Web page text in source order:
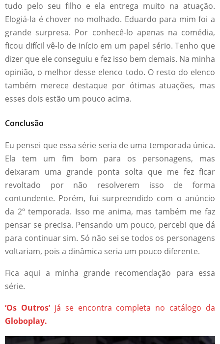
tudo pelo seu filho e ela entrega muito na atuação.
Elogiá-la é chover no molhado. Eduardo para mim foi a
grande surpresa. Por conhecê-lo apenas na comédia,
ficou difícil vê-lo de início em um papel sério. Tenho que
dizer que ele conseguiu e fez isso bem demais. Na minha
opinião, o melhor desse elenco todo. O resto do elenco
também merece destaque por ótimas atuações, mas
esses dois estão um pouco acima.
Conclusão
Eu pensei que essa série seria de uma temporada única.
Ela tem um fim bom para os personagens, mas
deixaram uma grande ponta solta que me fez ficar
revoltado por não resolverem isso de forma
contundente. Porém, fui surpreendido com o anúncio
da 2º temporada. Isso me anima, mas também me faz
pensar se precisa. Pensando um pouco, percebi que dá
para continuar sim. Só não sei se todos os personagens
voltariam, pois a dinâmica seria um pouco diferente.
Fica aqui a minha grande recomendação para essa
série.
‘Os Outros’ já se encontra completa no catálogo da
Globoplay.